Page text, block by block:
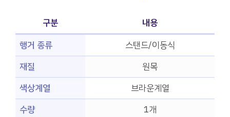
구분
내용
행거 종류
스탠드/이동식
재질
원목
색상계열
브라운계열
수량
1개